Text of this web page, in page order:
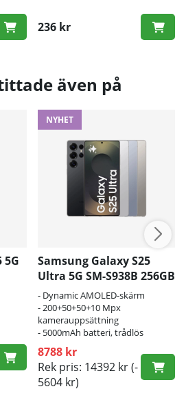
236 kr
även på
5G
NYHET
Samsung Galaxy S25
Ultra 5G SM-S938B 256GB
- Dynamic AMOLED-skärm
- 200+50+50+10 Mpx
kamerauppsättning
- 5000mAh batteri, trådlös
laddning
8788 kr
Rek pris: 14392 kr(-
5604 kr)